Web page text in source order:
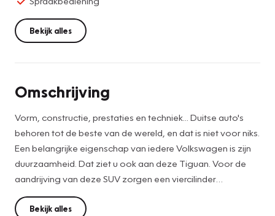
Bekijk alles
Omschrijving
Vorm, constructie, prestaties en techniek... Duitse auto's
behoren tot de beste van de wereld, en dat is niet voor niks.
Een belangrijke eigenschap van iedere Volkswagen is zijn
duurzaamheid. Dat ziet u ook aan deze Tiguan. Voor de
aandrijving van deze SUV zorgen een viercilinder
benzinemotor en een handgeschakelde
zesversnellingsbak. Geen stramme rug- en beenspieren
Bekijk alles